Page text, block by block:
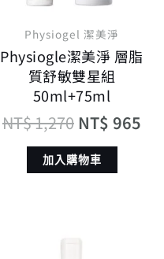
Physiogel 潔美淨
Physiogle潔美淨 層脂
質舒敏雙星組
50ml+75ml
NT$1,270 NT$ 965
加入購物車
原